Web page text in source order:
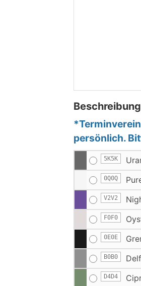
Beschreibung
persönlich.
5K5K
0Q0Q
V2V2
F0F0
0E0E
B0B0
D4D4